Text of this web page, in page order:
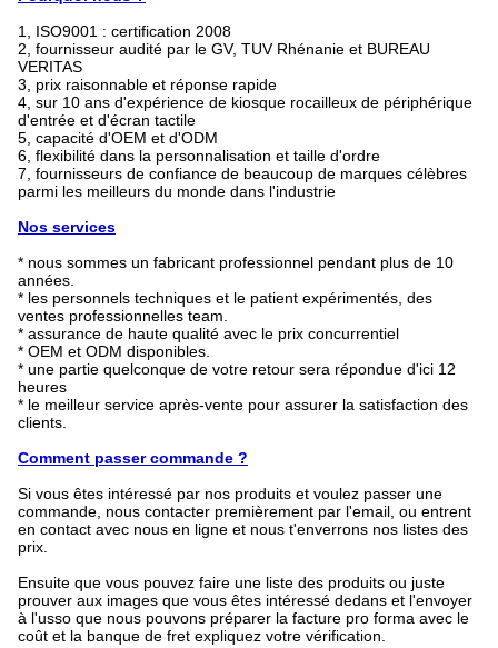
1, ISO9001 : certification 2008
2, fournisseur audité par le GV, TUV Rhénanie et BUREAU
VERITAS
3, prix raisonnable et réponse rapide
4, sur 10 ans d'expérience de kiosque rocailleux de périphérique
d'entrée et d'écran tactile
5, capacité d'OEM et d'ODM
6, flexibilité dans la personnalisation et taille d'ordre
7, fournisseurs de confiance de beaucoup de marques célèbres
parmi les meilleurs du monde dans l'industrie
Nos services
* nous sommes un fabricant professionnel pendant plus de 10
années.
* les personnels techniques et le patient expérimentés, des
ventes professionnelles team.
* assurance de haute qualité avec le prix concurrentiel
* OEM et ODM disponibles.
* une partie quelconque de votre retour sera répondue d'ici 12
heures
* le meilleur service après-vente pour assurer la satisfaction des
clients.
Comment passer commande ?
Si vous êtes intéressé par nos produits et voulez passer une
commande, nous contacter premièrement par l'email, ou entrent
en contact avec nous en ligne et nous t'enverrons nos listes des
prix.
Ensuite que vous pouvez faire une liste des produits ou juste
prouver aux images que vous êtes intéressé dedans et l'envoyer
à l'usso que nous pouvons préparer la facture pro forma avec le
coût et la banque de fret expliquez votre vérification.